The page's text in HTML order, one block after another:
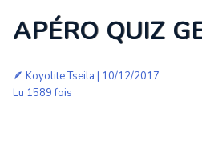
APÉRO QUIZ
🪶 Koyolite Tseila | 10/12/2017
Lu 1589 fois